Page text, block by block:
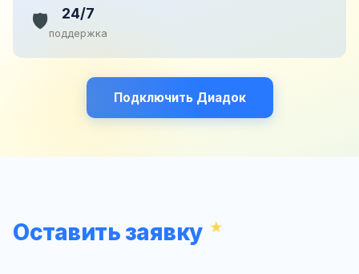
🛡️ 24/7
поддержка
Подключить Диадок
Оставить заявку